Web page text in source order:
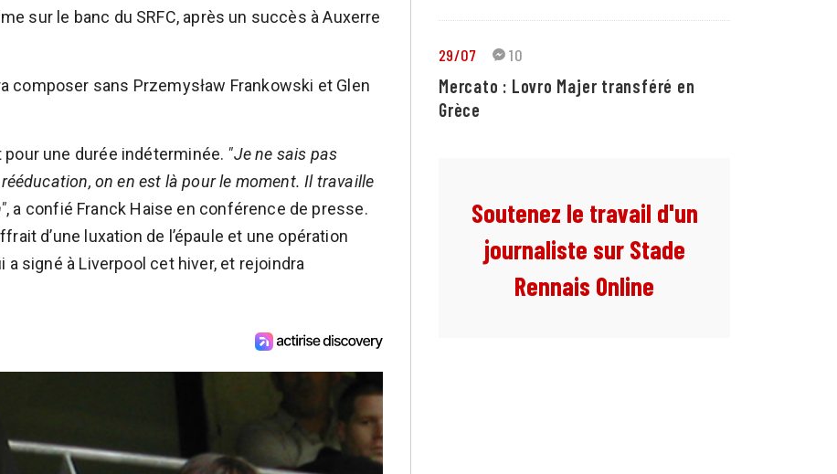
sur le banc du SRFC, après un succès à Auxerre
composer sans Przemysław Frankowski et Glen
une durée indéterminée. "Je ne sais pas
on en est là pour le moment. Il travaille
, a confié Franck Haise en conférence de presse.
d’une luxation de l’épaule et une opération
signé à Liverpool cet hiver, et rejoindra
29/07 10
Mercato : Lovro Majer transféré en
Grèce
Soutenez le travail d'un
journaliste sur Stade
Rennais Online